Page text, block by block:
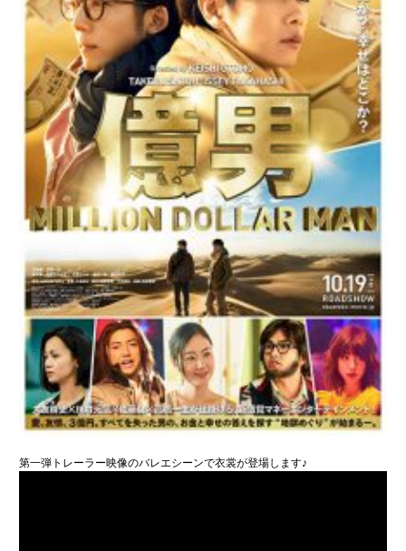
第一弾トレーラー映像のバレエシーンで衣裳が登場します♪